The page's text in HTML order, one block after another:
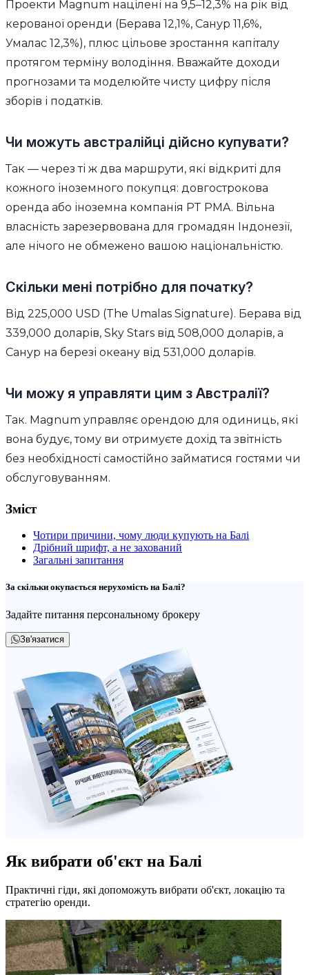
Проекти Magnum націлені на 9,5–12,3% на рік від
керованої оренди (Берава 12,1%, Санур 11,6%,
Умалас 12,3%), плюс цільове зростання капіталу
протягом терміну володіння. Вважайте доходи
прогнозами та моделюйте чисту цифру після
зборів і податків.
Чи можуть австралійці дійсно купувати?
Так — через ті ж два маршрути, які відкриті для
кожного іноземного покупця: довгострокова
оренда або іноземна компанія PT PMA. Вільна
власність зарезервована для громадян Індонезії,
але нічого не обмежено вашою національністю.
Скільки мені потрібно для початку?
Від 225,000 USD (The Umalas Signature). Берава від
339,000 доларів, Sky Stars від 508,000 доларів, а
Санур на березі океану від 531,000 доларів.
Чи можу я управляти цим з Австралії?
Так. Magnum управляє орендою для одиниць, які
вона будує, тому ви отримуєте дохід та звітність
без необхідності самостійно займатися гостями чи
обслуговуванням.
Зміст
Чотири причини, чому люди купують на Балі
Дрібний шрифт, а не захований
Загальні запитання
За скільки окупається нерухомість на Балі?
Задайте питання персональному брокеру
Зв'язатися
Як вибрати об'єкт на Балі
Практичні гіди, які допоможуть вибрати об'єкт, локацію та
стратегію оренди.